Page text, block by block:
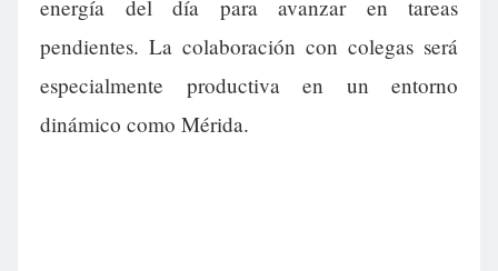
energía del día para avanzar en tareas
pendientes. La colaboración con colegas será
especialmente productiva en un entorno
dinámico como Mérida.